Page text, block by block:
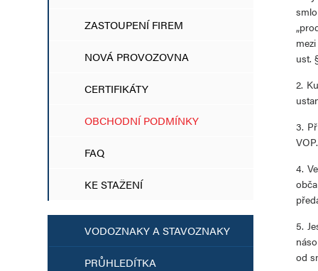
ZASTOUPENÍ FIREM
NOVÁ PROVOZOVNA
CERTIFIKÁTY
OBCHODNÍ PODMÍNKY
FAQ
KE STAŽENÍ
VODOZNAKY A STAVOZNAKY
PRŮHLEDÍTKA
ust.
2.
3.
4.
5.
od